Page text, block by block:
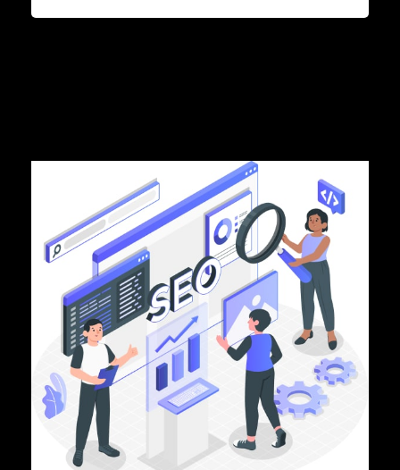
Biztonságos Rendszer
Zárt, biztonságos CMS rendszer,
automata rendszerfrissítés.